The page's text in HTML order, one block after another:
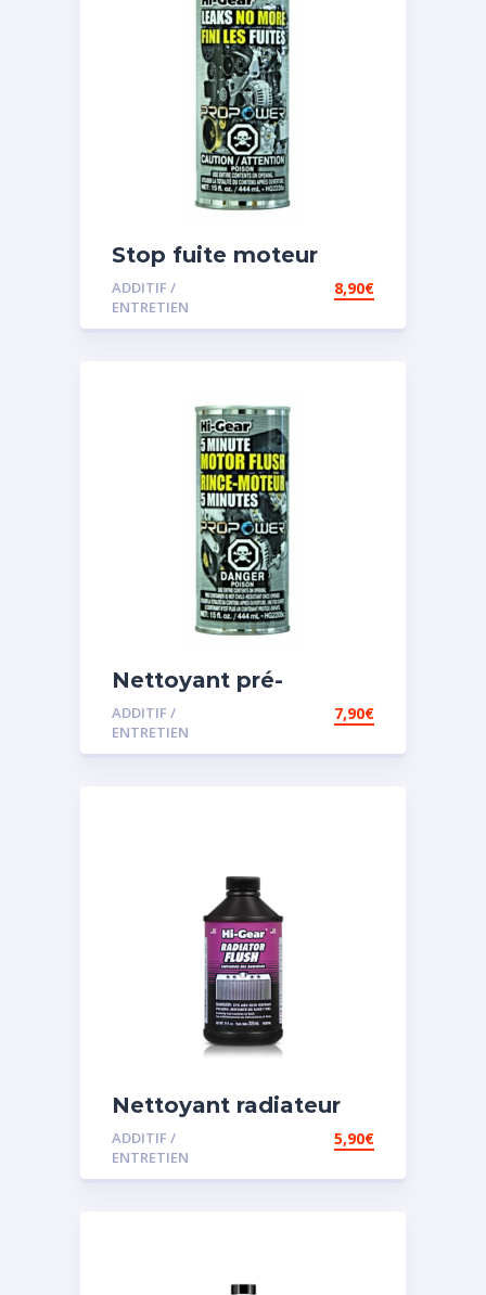
Stop fuite moteur
ADDITIF /
ENTRETIEN
8,90€
Nettoyant pré-
vidange
ADDITIF /
ENTRETIEN
7,90€
Nettoyant radiateur
ADDITIF /
ENTRETIEN
5,90€